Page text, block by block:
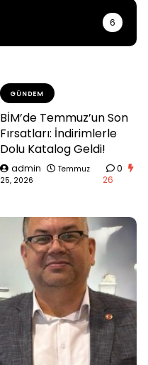
6
GÜNDEM
BİM’de Temmuz’un Son
Fırsatları: İndirimlerle
Dolu Katalog Geldi!
admin
Temmuz
25, 2026
0
26